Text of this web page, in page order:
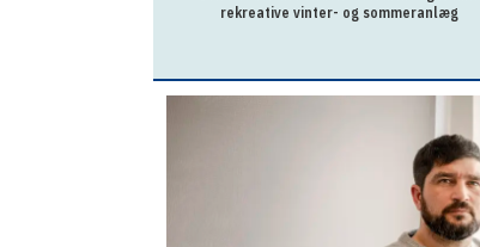
rekreative vinter- og sommeranlæg